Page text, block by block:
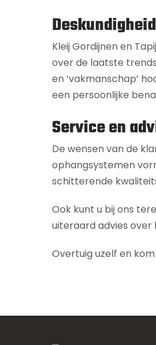
Kleij Gordijnen en
over de laatste
en ‘vakmanschap’
een persoonlijke
Service en
De wensen van de
ophangsystemen
schitterende
Ook kunt u bij ons
uiteraard advies over
Overtuig uzelf en